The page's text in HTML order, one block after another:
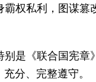
权私利，图谋
是《联合国宪
分、完整遵守。